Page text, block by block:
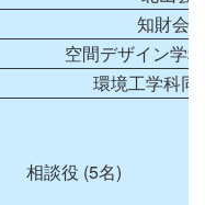
知財会
空間デザイン学
環境工学科同
相談役 (5名)